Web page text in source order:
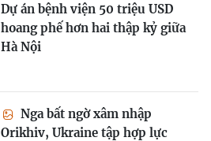
Dự án bệnh viện 50 triệu USD
hoang phế hơn hai thập kỷ giữa
Hà Nội
Nga bất ngờ xâm nhập
Orikhiv, Ukraine tập hợp lực